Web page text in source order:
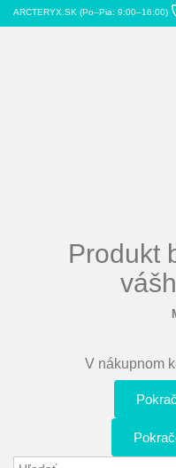
ARCTERYX.SK (Po–Pia: 9:00–16:00)
Produkt
V nákupnom